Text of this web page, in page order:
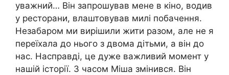
уважний… Він запрошував мене в кіно, водив
у ресторани, влаштовував милі побачення.
Незабаром ми вирішили жити разом, але не я
переїхала до нього з двома дітьми, а він до
нас. Насправді, це дуже важливий момент у
нашій історії. З часом Міша змінився. Він